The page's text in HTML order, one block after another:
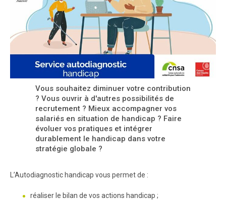
Vous souhaitez diminuer votre contribution
? Vous ouvrir à d'autres possibilités de
recrutement ? Mieux accompagner vos
salariés en situation de handicap ? Faire
évoluer vos pratiques et intégrer
durablement le handicap dans votre
stratégie globale ?
L’Autodiagnostic handicap vous permet de :
réaliser le bilan de vos actions handicap ;